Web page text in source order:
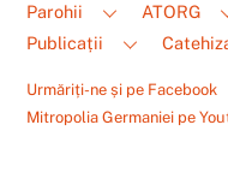
Parohii
ATORG
Publicații
Urmăriți-ne și pe Facebook
Mitropolia Germaniei pe